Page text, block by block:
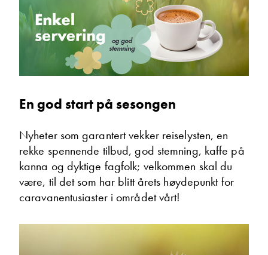
Jørgen Willumsen
Ettermarked/deler
Vis telefon
Vis epost
Øystein Skogstad
En god start på sesongen
Nyheter som garantert vekker reiselysten, en
rekke spennende tilbud, god stemning, kaffe på
kanna og dyktige fagfolk; velkommen skal du
være, til det som har blitt årets høydepunkt for
caravanentusiaster i området vårt!